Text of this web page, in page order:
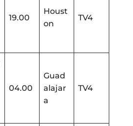
19.00
Houst
on
TV4
04.00
Guad
alajar
a
TV4